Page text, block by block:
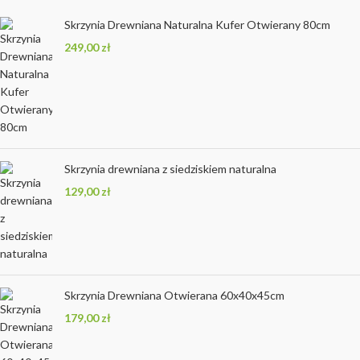
Skrzynia Drewniana Naturalna Kufer Otwierany 80cm
249,00zł
Skrzynia drewniana z siedziskiem naturalna
129,00zł
Skrzynia Drewniana Otwierana 60x40x45cm
179,00zł